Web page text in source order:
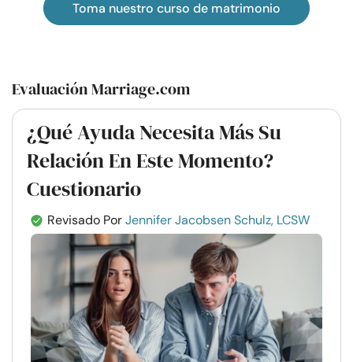
Toma nuestro curso de matrimonio
Evaluación Marriage.com
¿Qué Ayuda Necesita Más Su
Relación En Este Momento?
Cuestionario
Revisado PorJennifer Jacobsen Schulz, LCSW